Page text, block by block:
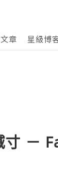
章 星級博
寸